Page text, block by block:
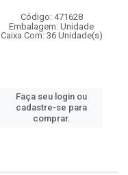
Código: 471628
Embalagem: Unidade
Caixa Com: 36 Unidade(s)
Faça seu login ou
cadastre-se para
comprar.